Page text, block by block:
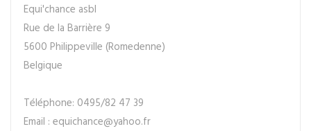
Equi'chance asbl
Rue de la Barrière 9
5600 Philippeville (Romedenne)
Belgique
Téléphone: 0495/82 47 39
Email : equichance@yahoo.fr